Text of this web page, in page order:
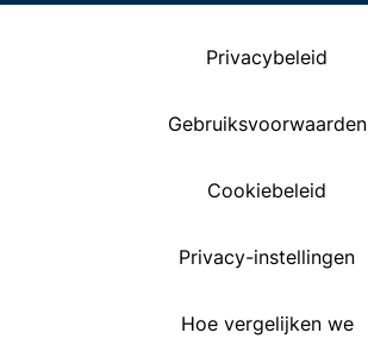
Privacybeleid
Gebruiksvoorwaarden
Cookiebeleid
Privacy-instellingen
Hoe vergelijken we